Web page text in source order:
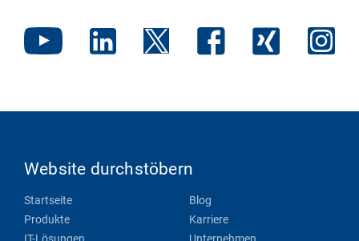
Website durchstöbern
Startseite
Produkte
Blog
Karriere